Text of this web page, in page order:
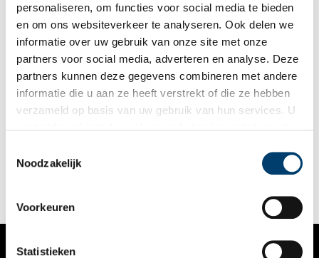
personaliseren, om functies voor social media te bieden
en om ons websiteverkeer te analyseren. Ook delen we
informatie over uw gebruik van onze site met onze
partners voor social media, adverteren en analyse. Deze
partners kunnen deze gegevens combineren met andere
informatie die u aan ze heeft verstrekt of die ze hebben
verzameld op basis van uw gebruik van hun services. U
Noodzakelijk
Voorkeuren
Statistieken
Jan Brasser: de onvermoeibare verzetsman uit de
Zaanstreek
Jan Brasser (1908-1991), die in de Tweede Wereldoorlog onder
Verzetsmuseum werkt, schreef er een boek over.